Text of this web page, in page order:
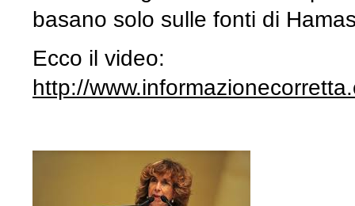
basano solo sulle fonti di
Ecco il video:
http://